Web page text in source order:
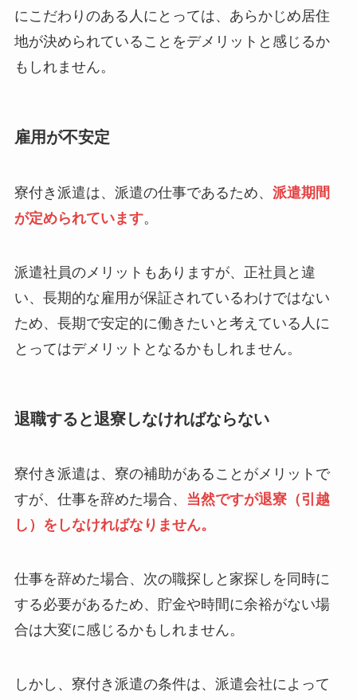
にこだわりのある人にとっては、あらかじめ居住
地が決められていることをデメリットと感じるか
もしれません。
雇用が不安定
寮付き派遣は、派遣の仕事であるため、 派遣期間
が定められています。
派遣社員のメリットもありますが、正社員と違
い、長期的な雇用が保証されているわけではない
ため、長期で安定的に働きたいと考えている人に
とってはデメリットとなるかもしれません。
退職すると退寮しなければならない
寮付き派遣は、寮の補助があることがメリットで
すが、仕事を辞めた場合、 当然ですが退寮（引越
し）をしなければなりません。
仕事を辞めた場合、次の職探しと家探しを同時に
する必要があるため、貯金や時間に余裕がない場
合は大変に感じるかもしれません。
しかし、寮付き派遣の条件は、派遣会社によって